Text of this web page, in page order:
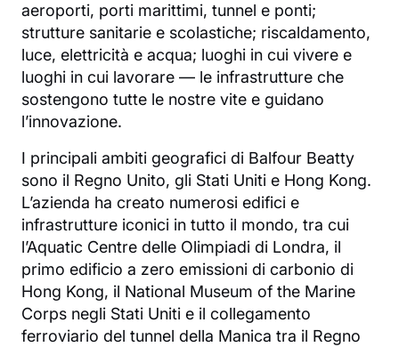
aeroporti, porti marittimi, tunnel e ponti;
strutture sanitarie e scolastiche; riscaldamento,
luce, elettricità e acqua; luoghi in cui vivere e
luoghi in cui lavorare — le infrastrutture che
sostengono tutte le nostre vite e guidano
l’innovazione.
I principali ambiti geografici di Balfour Beatty
sono il Regno Unito, gli Stati Uniti e Hong Kong.
L’azienda ha creato numerosi edifici e
infrastrutture iconici in tutto il mondo, tra cui
l’Aquatic Centre delle Olimpiadi di Londra, il
primo edificio a zero emissioni di carbonio di
Hong Kong, il National Museum of the Marine
Corps negli Stati Uniti e il collegamento
ferroviario del tunnel della Manica tra il Regno